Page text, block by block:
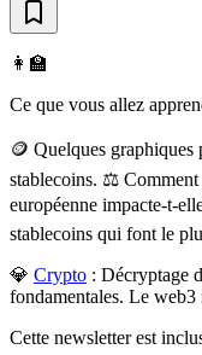
👩‍🏫
Ce que vous allez
🪙 Quelques graphiques
stablecoins. ⚖️ Comment
européenne impacte-t-
stablecoins qui font le
💎 Crypto : Décryptage
fondamentales. Le web3
Cette newsletter est